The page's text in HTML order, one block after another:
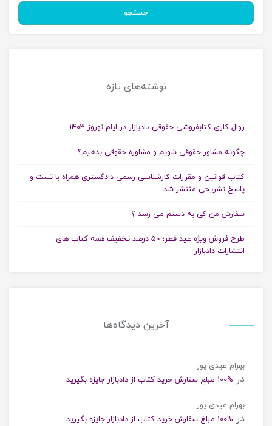
جستجو
نوشته‌های تازه
روال کاری کتابفروشی حقوقی دادبازار در ایام نوروز 1403
چگونه مشاور حقوقی شویم و مشاوره حقوقی بدهیم؟
کتاب قوانین و مقررات کارشناسی رسمی دادگستری همراه با تست و
پاسخ تشریحی منتشر شد
سفارش من کی به دستم می رسد ؟
طرح فروش ویژه عید فطر؛ ۵۰ درصد تخفیف همه کتاب های
انتشارات دادبازار
آخرین دیدگاه‌ها
بهرام عیدی پور
در %100 مبلغ سفارش خرید کتاب از دادبازار جایزه بگیرید
بهرام عیدی پور
در %100 مبلغ سفارش خرید کتاب از دادبازار جایزه بگیرید